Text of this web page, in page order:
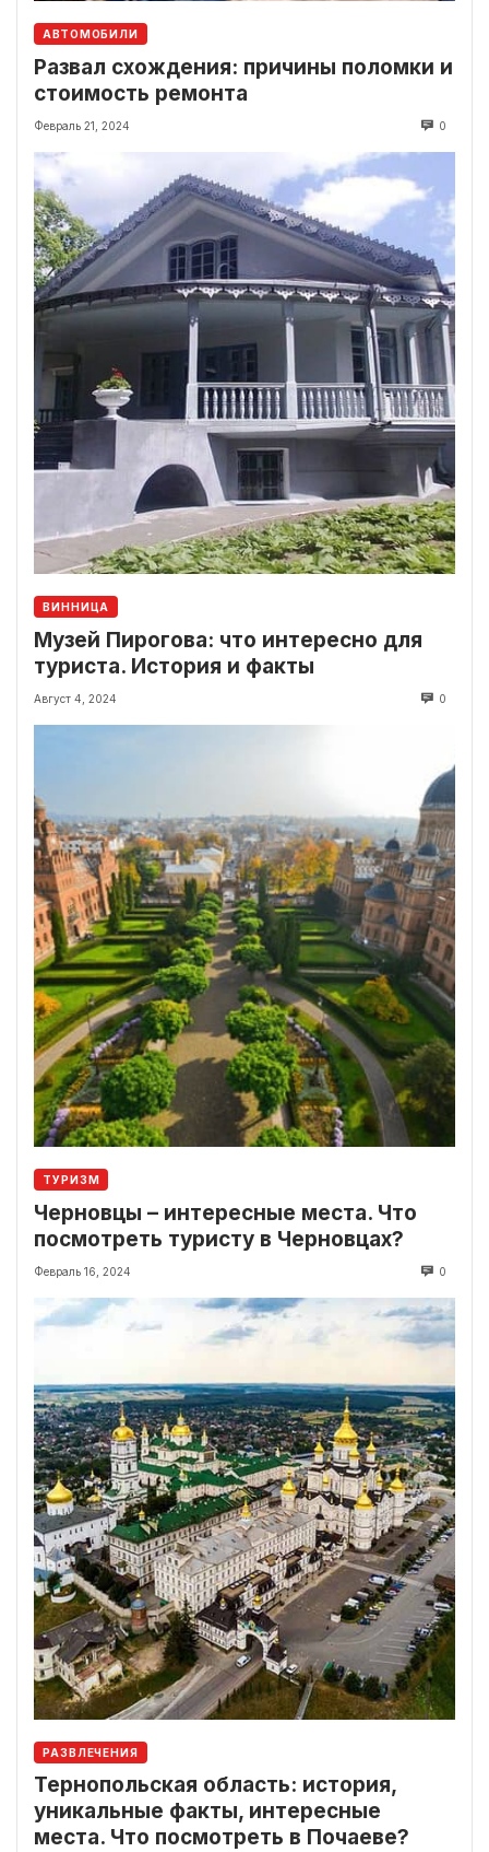
АВТОМОБИЛИ
Развал схождения: причины поломки и
стоимость ремонта
Февраль 21, 2024 0
ВИННИЦА
Музей Пирогова: что интересно для
туриста. История и факты
Август 4, 2024 0
ТУРИЗМ
Черновцы – интересные места. Что
посмотреть туристу в Черновцах?
Февраль 16, 2024 0
РАЗВЛЕЧЕНИЯ
Тернопольская область: история,
уникальные факты, интересные
места. Что посмотреть в Почаеве?